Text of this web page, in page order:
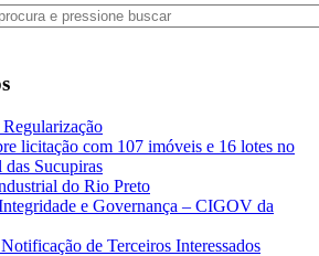
licitação com 107 imóveis e 16 lotes no
das Sucupiras
do Rio Preto
e Governança – CIGOV da
de Terceiros Interessados